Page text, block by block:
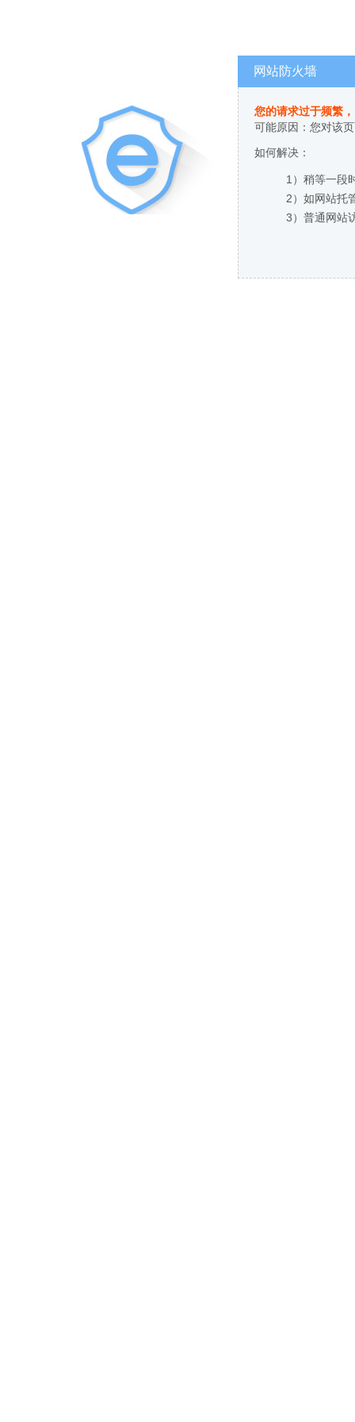
网站防火墙
您的请求过于频繁
可能原因：您对该
如何解决：
1）稍等一段
2）如网站托
3）普通网站